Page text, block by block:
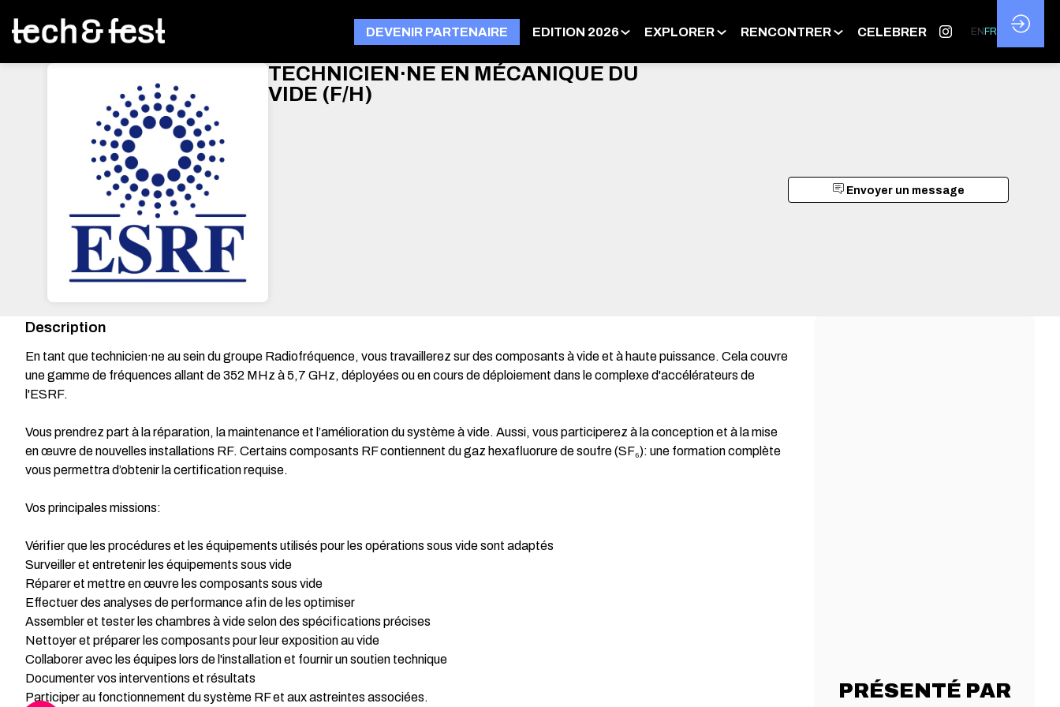
DEVENIR PARTENAIRE EDITION 2026 EXPLORER RENCONTRER CELEBRER EN FR
Envoyer un message
TECHNICIEN·NE EN MÉCANIQUE DU
VIDE (F/H)
Description
En tant que technicien·ne au sein du groupe Radiofréquence, vous travaillerez sur des composants à vide et à haute puissance. Cela couvre
une gamme de fréquences allant de 352 MHz à 5,7 GHz, déployées ou en cours de déploiement dans le complexe d'accélérateurs de
l'ESRF.
Vous prendrez part à la réparation, la maintenance et l’amélioration du système à vide. Aussi, vous participerez à la conception et à la mise
en œuvre de nouvelles installations RF. Certains composants RF contiennent du gaz hexafluorure de soufre (SF₆): une formation complète
vous permettra d’obtenir la certification requise.
Vos principales missions:
Vérifier que les procédures et les équipements utilisés pour les opérations sous vide sont adaptés
Surveiller et entretenir les équipements sous vide
Réparer et mettre en œuvre les composants sous vide
Effectuer des analyses de performance afin de les optimiser
Assembler et tester les chambres à vide selon des spécifications précises
Nettoyer et préparer les composants pour leur exposition au vide
Collaborer avec les équipes lors de l'installation et fournir un soutien technique
Documenter vos interventions et résultats
Participer au fonctionnement du système RF et aux astreintes associées.
PRÉSENTÉ PAR